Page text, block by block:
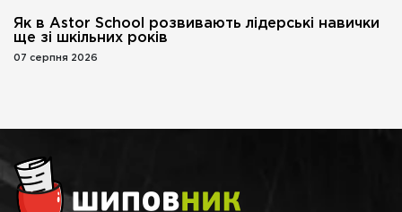
Як в Astor School розвивають лідерські навички
ще зі шкільних років
07 серпня 2026